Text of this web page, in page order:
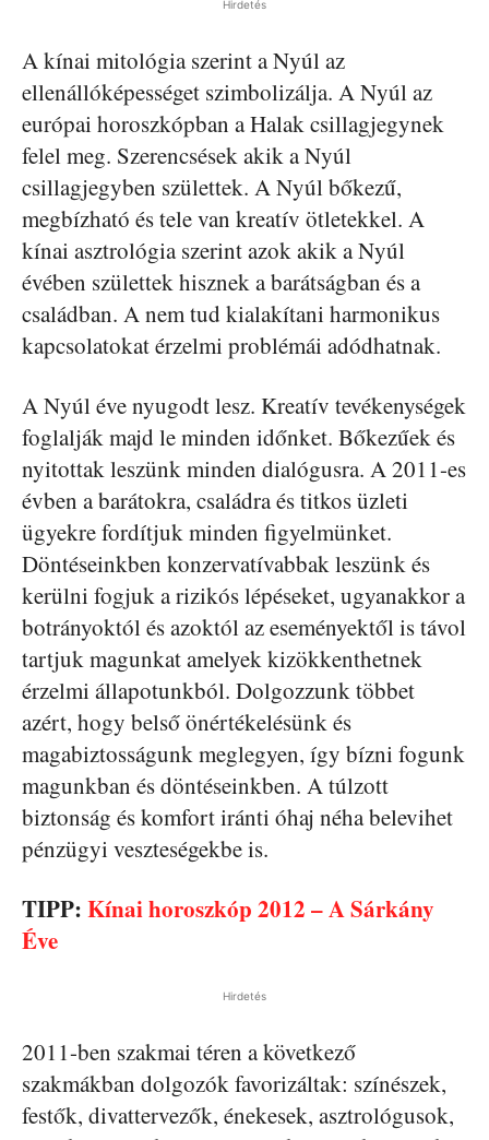
Hirdetés
A kínai mitológia szerint a Nyúl az
ellenállóképességet szimbolizálja. A Nyúl az
európai horoszkópban a Halak csillagjegynek
felel meg. Szerencsések akik a Nyúl
csillagjegyben születtek. A Nyúl bőkezű,
megbízható és tele van kreatív ötletekkel. A
kínai asztrológia szerint azok akik a Nyúl
évében születtek hisznek a barátságban és a
családban. A nem tud kialakítani harmonikus
kapcsolatokat érzelmi problémái adódhatnak.
A Nyúl éve nyugodt lesz. Kreatív tevékenységek
foglalják majd le minden időnket. Bőkezűek és
nyitottak leszünk minden dialógusra. A 2011-es
évben a barátokra, családra és titkos üzleti
ügyekre fordítjuk minden figyelmünket.
Döntéseinkben konzervatívabbak leszünk és
kerülni fogjuk a rizikós lépéseket, ugyanakkor a
botrányoktól és azoktól az eseményektől is távol
tartjuk magunkat amelyek kizökkenthetnek
érzelmi állapotunkból. Dolgozzunk többet
azért, hogy belső önértékelésünk és
magabiztosságunk meglegyen, így bízni fogunk
magunkban és döntéseinkben. A túlzott
biztonság és komfort iránti óhaj néha belevihet
pénzügyi veszteségekbe is.
TIPP: Kínai horoszkóp 2012 – A Sárkány
Éve
Hirdetés
2011-ben szakmai téren a következő
szakmákban dolgozók favorizáltak: színészek,
festők, divattervezők, énekesek, asztrológusok,